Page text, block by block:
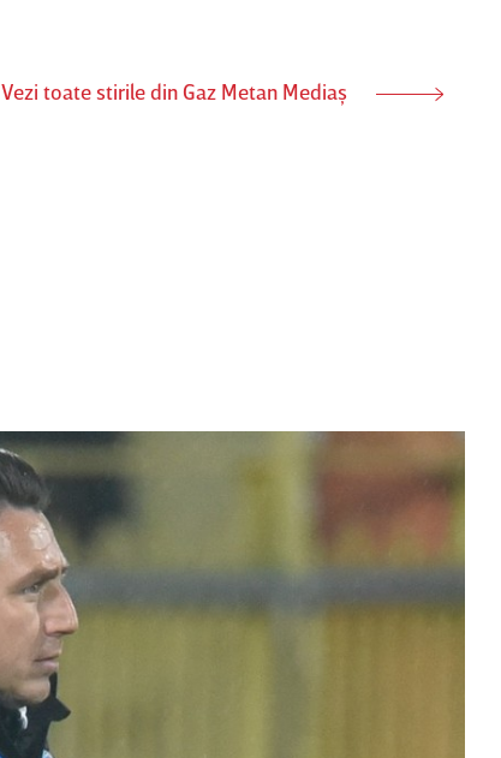
Vezi toate stirile din Gaz Metan Mediaș